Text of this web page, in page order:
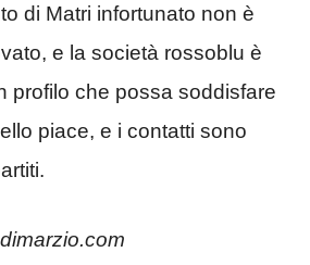
di Matri infortunato non è
e la società rossoblu è
profilo che possa soddisfare
piace, e i contatti sono